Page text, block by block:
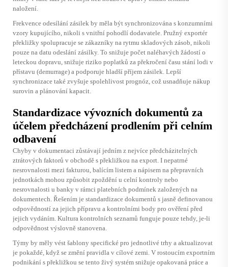
naložení.
Frekvence odesílání zásilek by měla být synchronizována s konzumními
vzory kupujícího, nikoli s vnitřní pohodlí dodavatele. Pružný exportér
překližky spolupracuje se zákazníky na rytmu skladových zásob, nikoli
pouze na datu odeslání zásilky. To snižuje počet naléhavých žádostí o
leteckou dopravu, snižuje riziko poplatků za překročení času stání lodi v
přístavu (demurrage) a podporuje hladší příjem zásilek. Lepší
synchronizace také zvyšuje spolehlivost prognóz, což usnadňuje nákup
surovin a plánování kapacit.
Standardizace vývozních dokumentů za
účelem předcházení prodlením při celním
odbavení
Chyby v dokumentaci zůstávají jedním z nejvíce předcházitelných
ztrátových faktorů v obchodě s překližkou na export. I nepatrné
nesrovnalosti mezi fakturou, balícím listem a nápisem na přepravních
jednotkách mohou způsobit zpoždění u celní kontroly nebo
nesrovnalosti u banky v rámci platebních podmínek založených na
dokumentech. Řešením je standardizace dokumentů s jasně definovanou
odpovědností za jejich přípravu a kontrolními body pro ověření před
jejich vydáním. Kultura kontrolních seznamů funguje pouze tehdy, je-li
odpovědnost výslovně stanovena.
Týmy by měly vést šablony specifické pro jednotlivé trhy a aktualizovat
je pokaždé, když se změní pravidla v cílové zemi. V rostoucím exportním
podnikání s překližkou se tento živý systém snižuje opakovaná práce a